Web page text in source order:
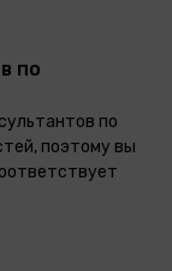
по
по
поэтому вы